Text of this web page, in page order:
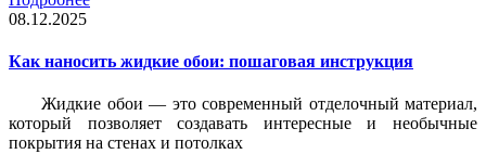
08.12.2025
Как наносить жидкие обои: пошаговая инструкция
Жидкие обои — это современный отделочный материал,
который позволяет создавать интересные и необычные
покрытия на стенах и потолках